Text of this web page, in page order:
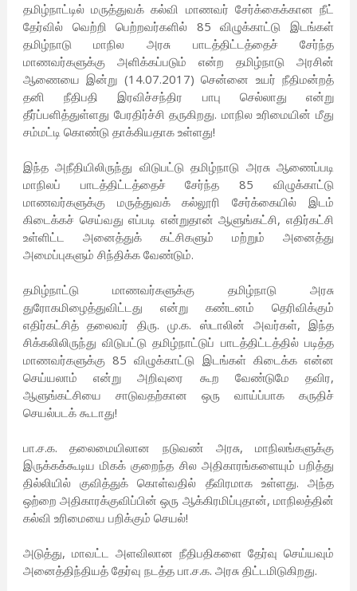
தமிழ்நாட்டில் மருத்துவக் கல்வி மாணவர் சேர்க்கைக்கான நீட்
தேர்வில் வெற்றி பெற்றவர்களில் 85 விழுக்காட்டு இடங்கள்
தமிழ்நாடு மாநில அரசு பாடத்திட்டத்தைச் சேர்ந்த
மாணவர்களுக்கு அளிக்கப்படும் என்ற தமிழ்நாடு அரசின்
ஆணையை இன்று (14.07.2017) சென்னை உயர் நீதிமன்றத்
தனி நீதிபதி இரவிச்சந்திர பாபு செல்லாது என்று
தீர்ப்பளித்துள்ளது பேரதிர்ச்சி தருகிறது. மாநில உரிமையின் மீது
சம்மட்டி கொண்டு தாக்கியதாக உள்ளது!
இந்த அநீதியிலிருந்து விடுபட்டு தமிழ்நாடு அரசு ஆணைப்படி
மாநிலப் பாடத்திட்டத்தைச் சேர்ந்த 85 விழுக்காட்டு
மாணவர்களுக்கு மருத்துவக் கல்லூரி சேர்க்கையில் இடம்
கிடைக்கச் செய்வது எப்படி என்றுதான் ஆளுங்கட்சி, எதிர்கட்சி
உள்ளிட்ட அனைத்துக் கட்சிகளும் மற்றும் அனைத்து
அமைப்புகளும் சிந்திக்க வேண்டும்.
தமிழ்நாட்டு மாணவர்களுக்கு தமிழ்நாடு அரசு
துரோகமிழைத்துவிட்டது என்று கண்டனம் தெரிவிக்கும்
எதிர்கட்சித் தலைவர் திரு. மு.க. ஸ்டாலின் அவர்கள், இந்த
சிக்கலிலிருந்து விடுபட்டு தமிழ்நாட்டுப் பாடத்திட்டத்தில் படித்த
மாணவர்களுக்கு 85 விழுக்காட்டு இடங்கள் கிடைக்க என்ன
செய்யலாம் என்று அறிவுரை கூற வேண்டுமே தவிர,
ஆளுங்கட்சியை சாடுவதற்கான ஒரு வாய்ப்பாக கருதிச்
செயல்படக் கூடாது!
பா.ச.க. தலைமையிலான நடுவண் அரசு, மாநிலங்களுக்கு
இருக்கக்கூடிய மிகக் குறைந்த சில அதிகாரங்களையும் பறித்து
தில்லியில் குவித்துக் கொள்வதில் தீவிரமாக உள்ளது. அந்த
ஒற்றை அதிகாரக்குவிப்பின் ஒரு ஆக்கிரமிப்புதான், மாநிலத்தின்
கல்வி உரிமையை பறிக்கும் செயல்!
அடுத்து, மாவட்ட அளவிலான நீதிபதிகளை தேர்வு செய்யவும்
அனைத்திந்தியத் தேர்வு நடத்த பா.ச.க. அரசு திட்டமிடுகிறது.